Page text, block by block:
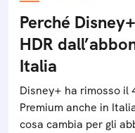
Perché
HDR
Italia
Disney+ ha rimosso il
Premium anche in
cosa cambia per gli